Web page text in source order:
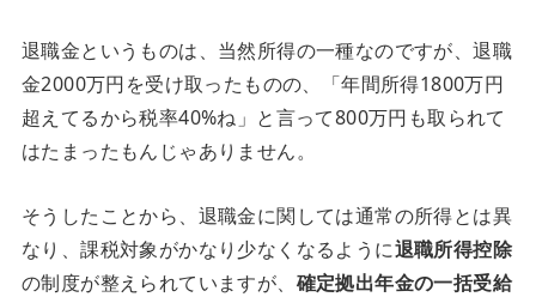
退職金というものは、当然所得の一種なのですが、退職
金2000万円を受け取ったものの、「年間所得1800万円
超えてるから税率40%ね」と言って800万円も取られて
はたまったもんじゃありません。
そうしたことから、退職金に関しては通常の所得とは異
なり、課税対象がかなり少なくなるように退職所得控除
の制度が整えられていますが、 確定拠出年金の一括受給